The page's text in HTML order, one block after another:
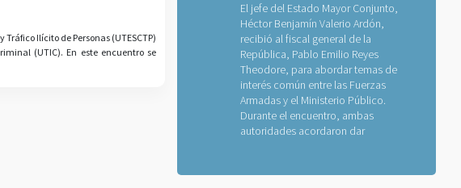
Ilícito de Personas (UTESCTP)
(UTIC). En este encuentro se
El jefe del Estado Mayor Conjunto,
Héctor Benjamín Valerio Ardón,
recibió al fiscal general de la
República, Pablo Emilio Reyes
Theodore, para abordar temas de
interés común entre las Fuerzas
Armadas y el Ministerio Público.
Durante el encuentro, ambas
autoridades acordaron dar